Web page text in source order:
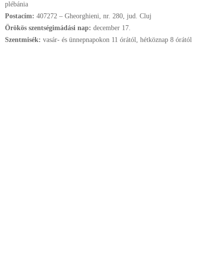
plébánia
Postacím: 407272 – Gheorghieni, nr. 280, jud. Cluj
Örökös szentségimádási nap: december 17.
Szentmisék: vasár- és ünnepnapokon 11 órától, hétköznap 8 órától